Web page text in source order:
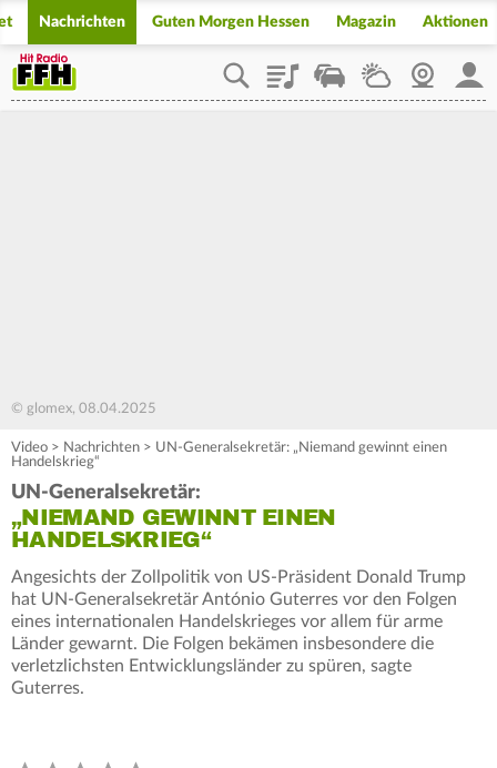
Nachrichten Guten Morgen Hessen Magazin Aktionen
PlaylistStaupilotWetterWebcam
© glomex, 08.04.2025
Video > Nachrichten > UN-Generalsekretär: „Niemand gewinnt einen
Handelskrieg“
UN-Generalsekretär:
„NIEMAND GEWINNT EINEN
HANDELSKRIEG“
Angesichts der Zollpolitik von US-Präsident Donald Trump
hat UN-Generalsekretär António Guterres vor den Folgen
eines internationalen Handelskrieges vor allem für arme
Länder gewarnt. Die Folgen bekämen insbesondere die
verletzlichsten Entwicklungsländer zu spüren, sagte
Guterres.